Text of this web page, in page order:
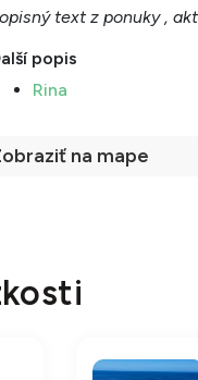
text z ponuky ,
popis
Rina
na mape